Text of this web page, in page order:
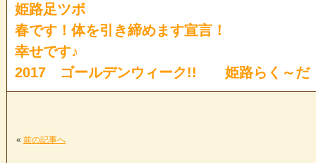
姫路足ツボ
春です！体を引き締めます宣言！
幸せです♪
2017 ゴールデンウィーク!! 姫路らく～だ
« 前の記事へ